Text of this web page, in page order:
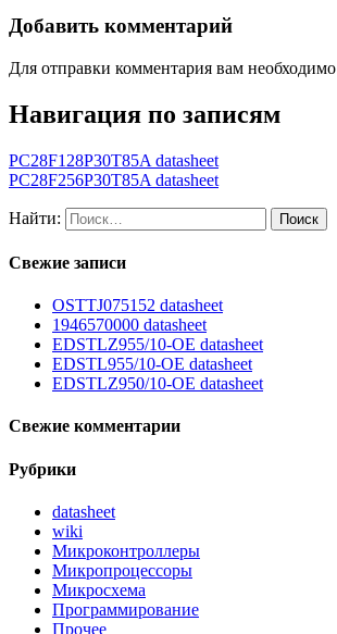
Добавить комментарий
Для отправки комментария вам необходимо
Навигация по записям
PC28F128P30T85A datasheet
PC28F256P30T85A datasheet
Найти:
Свежие записи
OSTTJ075152 datasheet
1946570000 datasheet
EDSTLZ955/10-OE datasheet
EDSTL955/10-OE datasheet
EDSTLZ950/10-OE datasheet
Свежие комментарии
Рубрики
datasheet
wiki
Микроконтроллеры
Микропроцессоры
Микросхема
Программирование
Прочее